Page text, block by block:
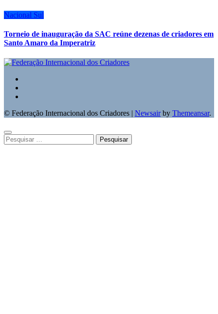
Nacional Sul
Torneio de inauguração da SAC reúne dezenas de criadores em
Santo Amaro da Imperatriz
© Federação Internacional dos Criadores | Newsairby Themeansar.
Pesquisar
por: